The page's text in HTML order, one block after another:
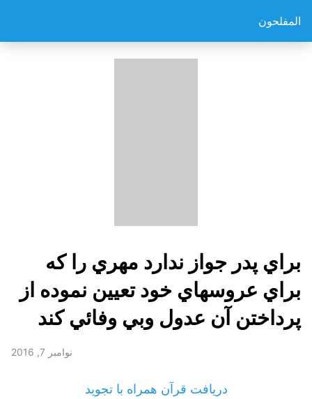
المفلحون
براي پدر جواز ندارد مهري را که
براي عروسهاي خود تعيين نموده از
پرداختن آن عدول وبي وفائي كند
نوامبر 7, 2016
دریافت قرآن همراه با تجوید